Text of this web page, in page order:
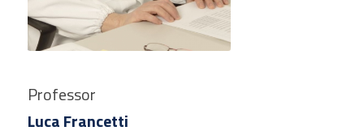
Professor
Luca Francetti